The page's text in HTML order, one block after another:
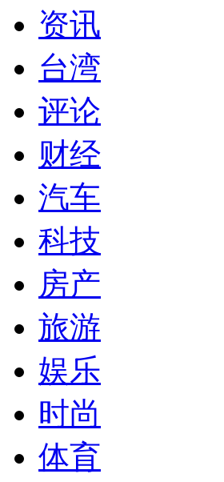
资讯
台湾
评论
财经
汽车
科技
房产
旅游
娱乐
时尚
体育